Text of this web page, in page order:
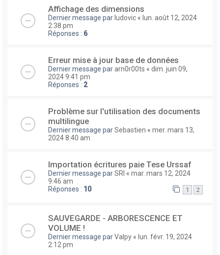
Affichage des dimensions
Dernier message par ludovic « lun. août 12, 2024
2:38 pm
Réponses : 6
Erreur mise à jour base de données
Dernier message pararn0r00ts « dim. juin 09,
2024 9:41 pm
Réponses : 2
Problème sur l'utilisation des documents
multilingue
Dernier message parSebastien « mer. mars 13,
2024 8:40 am
Importation écritures paie Tese Urssaf
Dernier message parSRI « mar. mars 12, 2024
9:46 am
Réponses : 10 1 2
SAUVEGARDE - ARBORESCENCE ET
VOLUME !
Dernier message parValpy « lun. févr. 19, 2024
2:12 pm